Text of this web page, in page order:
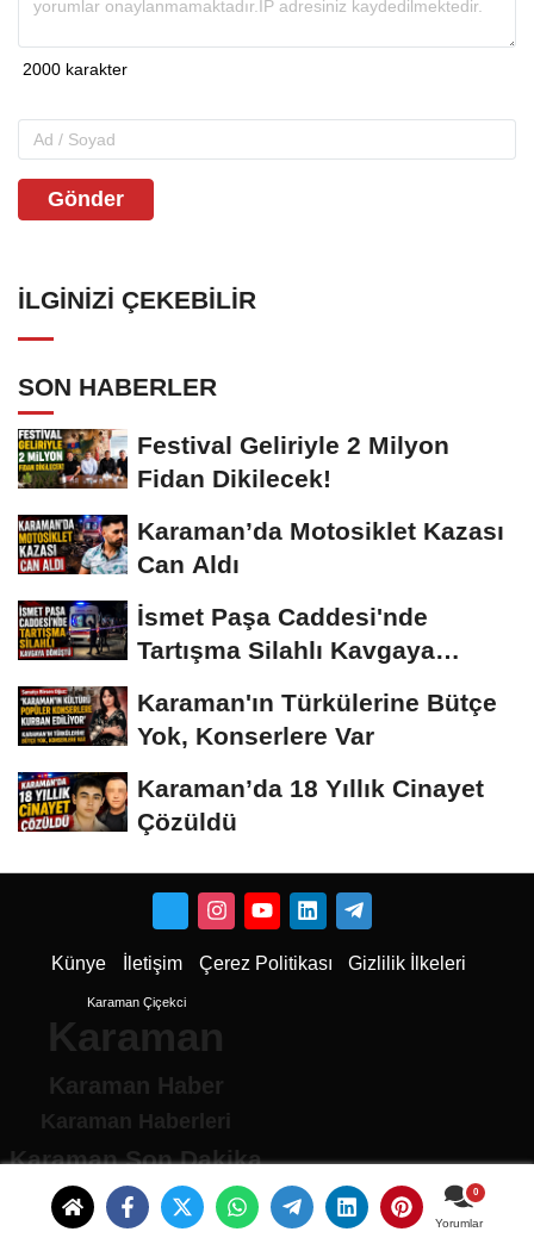
Yorumlar
Gönder
İLGINIZI ÇEKEBILIR
SON HABERLER
Festival Geliriyle 2 Milyon
Fidan Dikilecek!
Karaman’da Motosiklet Kazası
Can Aldı
İsmet Paşa Caddesi'nde
Tartışma Silahlı Kavgaya
Karaman'ın Türkülerine Bütçe
Yok, Konserlere Var
Karaman’da 18 Yıllık Cinayet
Çözüldü
Künye İletişim Çerez Politikası Gizlilik İlkeleri
Karaman Çiçekci
Karaman
Karaman Haber
Karaman Haberleri
Karaman Son Dakika
Karaman son dakika Haberleri
Karamandan haberler